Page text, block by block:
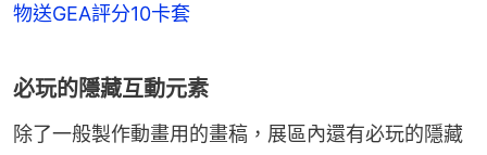
物送GEA評分10卡套
必玩的隱藏互動元素
除了一般製作動畫用的畫稿，展區內還有必玩的隱藏